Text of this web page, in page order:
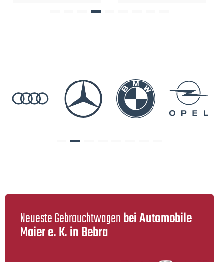
Neueste Gebraucht­wagenbei Automobile
Maier e. K. in Bebra